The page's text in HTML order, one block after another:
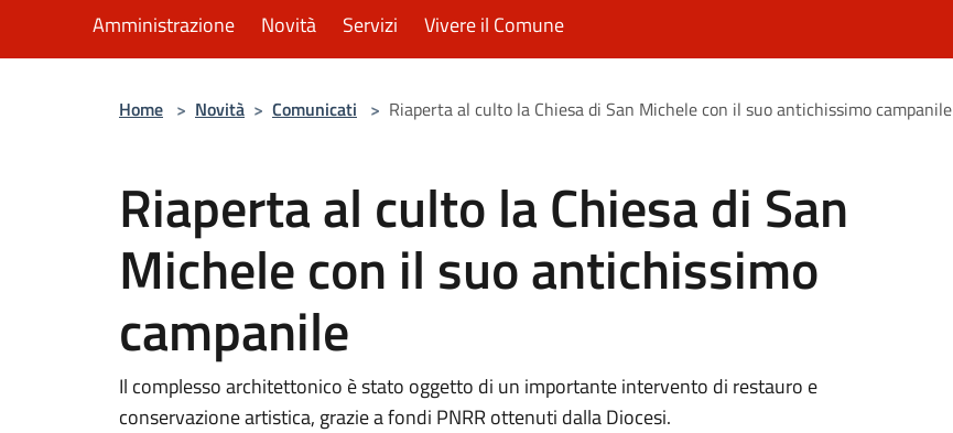
Amministrazione Novità Servizi Vivere il Comune
Home > Novità > Comunicati > Riaperta al culto la Chiesa di San Michele con il suo antichissimo campanile
Riaperta al culto la Chiesa di San
Michele con il suo antichissimo
campanile
Il complesso architettonico è stato oggetto di un importante intervento di restauro e
conservazione artistica, grazie a fondi PNRR ottenuti dalla Diocesi.